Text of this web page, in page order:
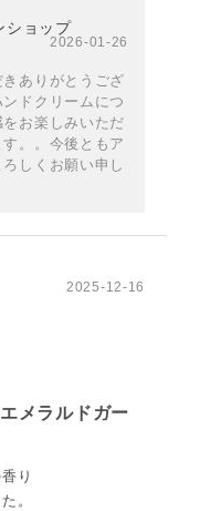
ショップ
2026-01-26
ありがとうござ
ドクリームにつ
お楽しみいただ
。。今後ともア
しくお願い申し
2025-12-16
メラルドガー
り
。